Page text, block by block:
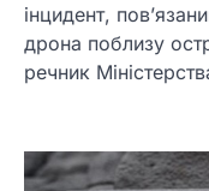
інцидент,
дрона поблизу
речник